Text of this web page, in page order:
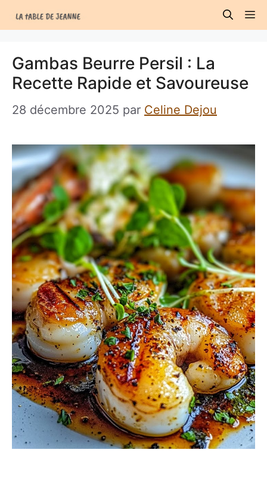
au
Gambas Beurre Persil : La
Recette Rapide et Savoureuse
28 décembre 2025 par Celine Dejou